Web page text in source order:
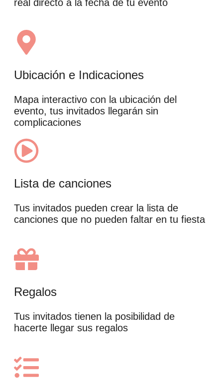
real directo a la fecha de tu evento
Ubicación e Indicaciones
Mapa interactivo con la ubicación del
evento, tus invitados llegarán sin
complicaciones
Lista de canciones
Tus invitados pueden crear la lista de
canciones que no pueden faltar en tu fiesta
Regalos
Tus invitados tienen la posibilidad de
hacerte llegar sus regalos